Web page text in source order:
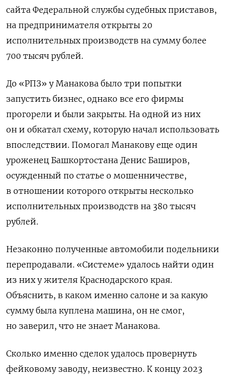
сайта Федеральной службы судебных приставов,
на предпринимателя открыты 20
исполнительных производств на сумму более
700 тысяч рублей.
До «РПЗ» у Манакова было три попытки
запустить бизнес, однако все его фирмы
прогорели и были закрыты. На одной из них
он и обкатал схему, которую начал использовать
впоследствии. Помогал Манакову еще один
уроженец Башкортостана Денис Баширов,
осужденный по статье о мошенничестве,
в отношении которого открыты несколько
исполнительных производств на 380 тысяч
рублей.
Незаконно полученные автомобили подельники
перепродавали. «Системе» удалось найти один
из них у жителя Краснодарского края.
Объяснить, в каком именно салоне и за какую
сумму была куплена машина, он не смог,
но заверил, что не знает Манакова.
Сколько именно сделок удалось провернуть
фейковому заводу, неизвестно. К концу 2023